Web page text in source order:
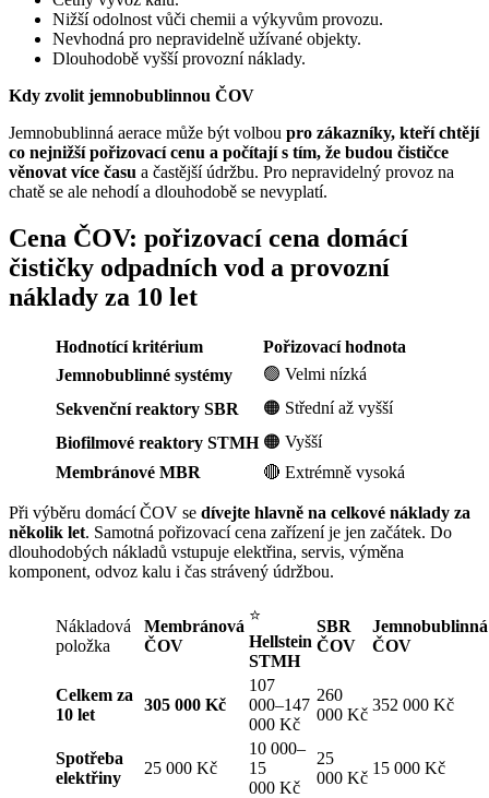
Nižší odolnost vůči chemii a výkyvům provozu.
Nevhodná pro nepravidelně užívané objekty.
Dlouhodobě vyšší provozní náklady.
Kdy zvolit jemnobublinnou ČOV
Jemnobublinná aerace může být volbou pro zákazníky, kteří chtějí
co nejnižší pořizovací cenu a počítají s tím, že budou čističce
věnovat více času a častější údržbu. Pro nepravidelný provoz na
chatě se ale nehodí a dlouhodobě se nevyplatí.
Cena ČOV: pořizovací cena domácí
čističky odpadních vod a provozní
náklady za 10 let
Hodnotící kritérium
Pořizovací hodnota
Jemnobublinné systémy
🟢 Velmi nízká
Sekvenční reaktory SBR
🟠 Střední až vyšší
Biofilmové reaktory STMH 🟠 Vyšší
Membránové MBR
🔴 Extrémně vysoká
Při výběru domácí ČOV se dívejte hlavně na celkové náklady za
několik let. Samotná pořizovací cena zařízení je jen začátek. Do
dlouhodobých nákladů vstupuje elektřina, servis, výměna
komponent, odvoz kalu i čas strávený údržbou.
Nákladová
položka
Membránová
ČOV
⭐
Hellstein
STMH
SBR
ČOV
Jemnobublinná
ČOV
Celkem za
10 let
305 000 Kč
107
000–147
000 Kč
260
000 Kč
352 000 Kč
Spotřeba
elektřiny
25 000 Kč
10 000–
15
000 Kč
25
000 Kč
15 000 Kč